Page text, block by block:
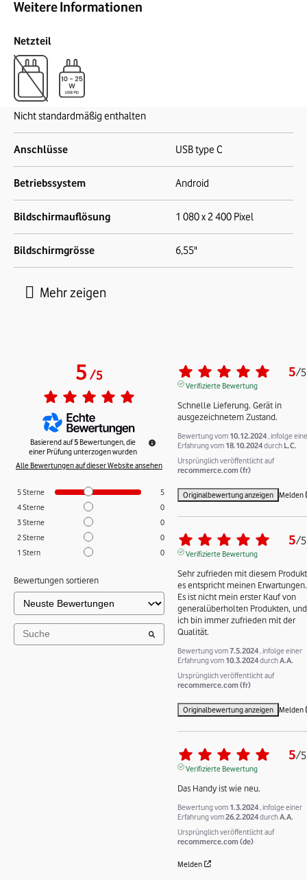
Weitere Informationen
Netzteil
Nicht standardmäßig enthalten
Anschlüsse USB type C
Betriebssystem Android
Bildschirmauflösung 1 080 x 2 400 Pixel
Bildschirmgrösse 6,55"
5/5
Basierend auf5 Bewertungen, die
einer Prüfung unterzogen wurden
Alle Bewertungen auf dieser Website ansehen
5Sterne
5
4Sterne
0
3Sterne
0
2Sterne
0
1 Stern 0
Bewertungen sortieren
5/5
Verifizierte Bewertung
Schnelle Lieferung. Gerät in
ausgezeichnetem Zustand.
Bewertung vom 10.12.2024 , infolge
Erfahrung vom 18.10.2024durch L.C.
Ursprünglich veröffentlicht auf
recommerce.com (fr)
Originalbewertung anzeigen Melden
5/5
Verifizierte Bewertung
Sehr zufrieden mit diesem
es entspricht meinen Erwartungen.
Es ist nicht mein erster Kauf von
generalüberholten Produkten, und
ich bin immer zufrieden mit der
Qualität.
Bewertung vom7.5.2024 , infolge einer
Erfahrung vom 10.3.2024durchA.A.
Ursprünglich veröffentlicht auf
recommerce.com (fr)
Originalbewertung anzeigen Melden
5/5
Verifizierte Bewertung
Das Handy ist wie neu.
Bewertung vom 1.3.2024 , infolge einer
Erfahrung vom26.2.2024durchA.A.
Ursprünglich veröffentlicht auf
recommerce.com (de)
Melden